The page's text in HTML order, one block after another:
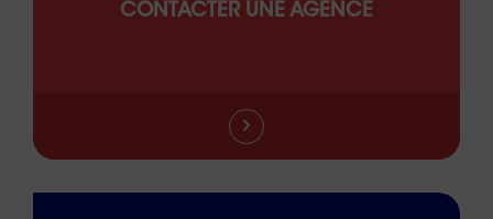
CONTACTER UNE AGENCE